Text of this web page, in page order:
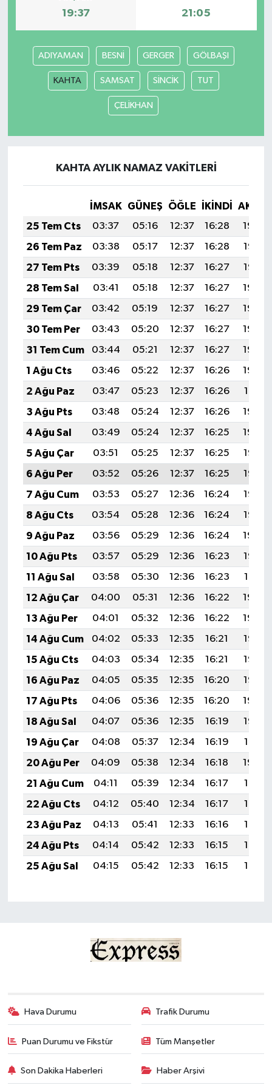
19:37 21:05
ADIYAMAN BESNİ GERGER GÖLBAŞI
KAHTA SAMSAT SİNCİK TUT
ÇELİKHAN
KAHTA AYLIK NAMAZ VAKITLERI
İMSAK GÜNEŞ ÖĞLE İKINDI
25 Tem Cts
03:37 05:16 12:37 16:28
19:48
26 Tem Paz
03:38 05:17 12:37 16:28
19:47
27 Tem Pts
03:39 05:18 12:37 16:27
19:47
28 Tem Sal
03:41 05:18 12:37 16:27
19:46
29 Tem Çar
03:42 05:19 12:37 16:27
19:45
30 Tem Per
03:43 05:20 12:37 16:27
19:44
31 Tem Cum
03:44 05:21 12:37 16:27
19:43
1 Ağu Cts
03:46 05:22 12:37 16:26
19:42
2 Ağu Paz
03:47 05:23 12:37 16:26
19:41
3 Ağu Pts
03:48 05:24 12:37 16:26
19:40
4 Ağu Sal
03:49 05:24 12:37 16:25
19:39
5 Ağu Çar
03:51 05:25 12:37 16:25
19:38
6 Ağu Per
03:52 05:26 12:37 16:25
19:37
7 Ağu Cum
03:53 05:27 12:36 16:24
19:36
8 Ağu Cts
03:54 05:28 12:36 16:24
19:35
9 Ağu Paz
03:56 05:29 12:36 16:24
19:34
10 Ağu Pts
03:57 05:29 12:36 16:23
19:33
11 Ağu Sal
03:58 05:30 12:36 16:23
19:31
12 Ağu Çar
04:00 05:31 12:36 16:22
19:30
13 Ağu Per
04:01 05:32 12:36 16:22
19:29
14 Ağu Cum
04:02 05:33 12:35 16:21
19:28
15 Ağu Cts
04:03 05:34 12:35 16:21
19:27
16 Ağu Paz
04:05 05:35 12:35 16:20
19:25
17 Ağu Pts
04:06 05:36 12:35 16:20
19:24
18 Ağu Sal
04:07 05:36 12:35 16:19
19:23
19 Ağu Çar
04:08 05:37 12:34 16:19
19:21
20 Ağu Per
04:09 05:38 12:34 16:18
19:20
21 Ağu Cum
04:11 05:39 12:34 16:17
19:19
22 Ağu Cts
04:12 05:40 12:34 16:17
19:17
23 Ağu Paz
04:13 05:41 12:33 16:16
19:16
24 Ağu Pts
04:14 05:42 12:33 16:15
19:15
25 Ağu Sal
04:15 05:42 12:33 16:15 19:13
Hava Durumu Trafik Durumu
Puan Durumu ve Fikstür Tüm Manşetler
Son Dakika Haberleri Haber Arşivi
MAGAZİN
Nöbetçi Eczaneler
ÖZEL HABER
SPOR
TEKNOLOJİ
TİCARET
YAŞAM